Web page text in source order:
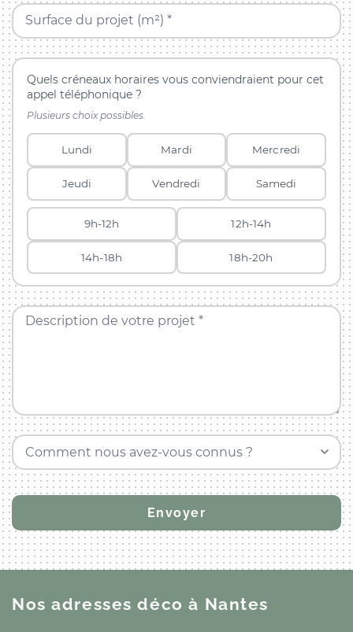
Surface du projet (m²) *
Quels créneaux horaires vous conviendraient pour cet
appel téléphonique ?
Plusieurs choix possibles.
Lundi Mardi Mercredi
Jeudi Vendredi Samedi
9h-12h 12h-14h
14h-18h 18h-20h
Description de votre projet *
Comment nous avez-vous connus ?
Nos adresses décoà Nantes